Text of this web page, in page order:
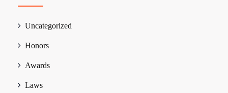
Uncategorized
Honors
Awards
Laws